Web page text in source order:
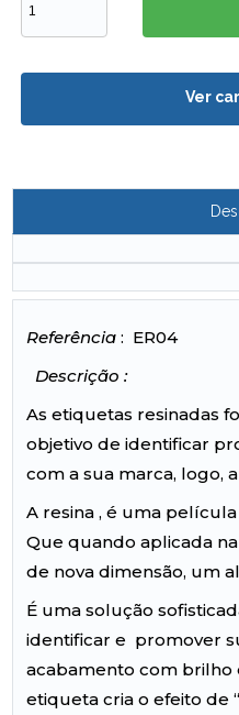
Ver
Referência : ER04
Descrição :
As etiquetas resinadas
objetivo de identificar
com a sua marca, logo,
A resina , é uma
Que quando aplicada
de nova dimensão, um
É uma solução
identificar e promover
acabamento com brilho
etiqueta cria o efeito de